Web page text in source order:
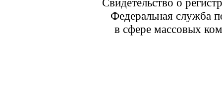
Федеральная служба
в сфере массовых